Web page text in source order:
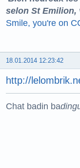
selon St Emilion,
Smile, you're on
18.01.2014 12:23:42
http://
Chat badin ba